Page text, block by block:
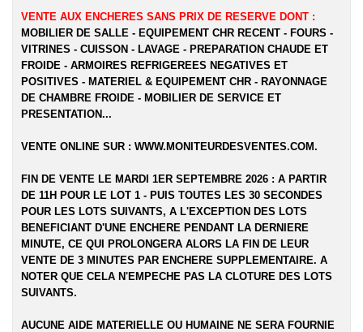
VENTE AUX ENCHERES SANS PRIX DE RESERVE DONT :
MOBILIER DE SALLE - EQUIPEMENT CHR RECENT - FOURS -
VITRINES - CUISSON - LAVAGE - PREPARATION CHAUDE ET
FROIDE - ARMOIRES REFRIGEREES NEGATIVES ET
POSITIVES - MATERIEL & EQUIPEMENT CHR - RAYONNAGE
DE CHAMBRE FROIDE - MOBILIER DE SERVICE ET
PRESENTATION...
VENTE ONLINE SUR : WWW.MONITEURDESVENTES.COM.
FIN DE VENTE LE MARDI 1ER SEPTEMBRE 2026 : A PARTIR
DE 11H POUR LE LOT 1 - PUIS TOUTES LES 30 SECONDES
POUR LES LOTS SUIVANTS, A L'EXCEPTION DES LOTS
BENEFICIANT D'UNE ENCHERE PENDANT LA DERNIERE
MINUTE, CE QUI PROLONGERA ALORS LA FIN DE LEUR
VENTE DE 3 MINUTES PAR ENCHERE SUPPLEMENTAIRE. A
NOTER QUE CELA N'EMPECHE PAS LA CLOTURE DES LOTS
SUIVANTS.
AUCUNE AIDE MATERIELLE OU HUMAINE NE SERA FOURNIE